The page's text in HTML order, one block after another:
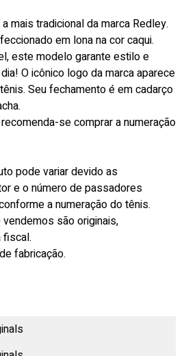
mais tradicional da marca Redley.
em lona na cor caqui.
este modelo garante estilo e
O icônico logo da marca aparece
Seu fechamento é em cadarço
se comprar a numeração
pode variar devido as
e o número de passadores
a numeração do tênis.
são originais,
fiscal.
fabricação.